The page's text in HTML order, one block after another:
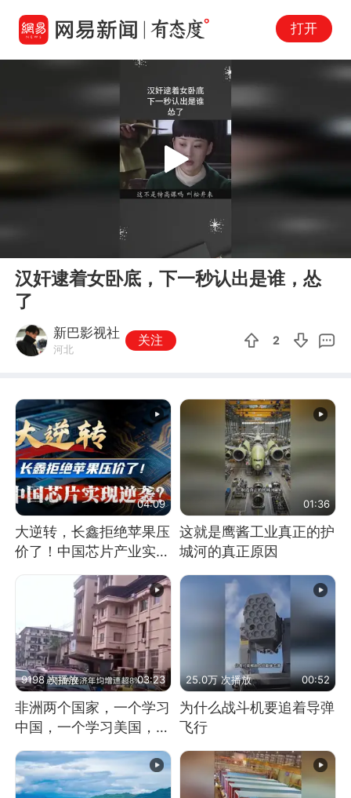
打开
Play
汉奸逮着女卧底，下一秒认出是谁，怂
了
新巴影视社
河北
关注 2
04:09
大逆转，长鑫拒绝苹果压
价了！中国芯片产业实现
怎样的逆袭？
01:36
这就是鹰酱工业真正的护
城河的真正原因
9198 次播放 03:23
非洲两个国家，一个学习
中国，一个学习美国，结
25.0万 次播放 00:52
为什么战斗机要追着导弹
飞行